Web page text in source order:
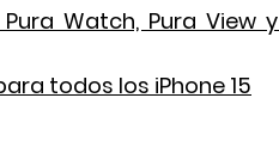
Watch, Pura View y
todos los iPhone 15